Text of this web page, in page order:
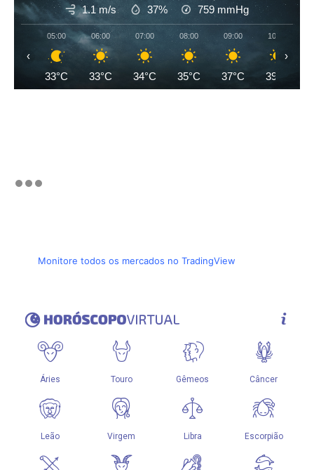
1.1 m/s 37% 759 mmHg
05:00
33°C
06:00
33°C
07:00
34°C
08:00
35°C
09:00
37°C
10:00
39°C
‹ ›
Monitore todos os mercados no TradingView